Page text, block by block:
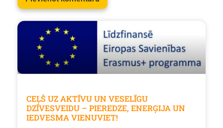
CEĻŠ UZ AKTĪVU UN VESELĪGU
DZĪVESVEIDU – PIEREDZE, ENERĢIJA UN
IEDVESMA VIENUVIET!